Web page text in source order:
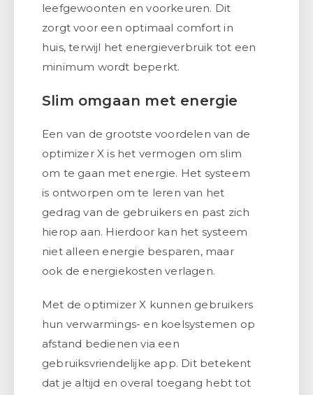
leefgewoonten en voorkeuren. Dit
zorgt voor een optimaal comfort in
huis, terwijl het energieverbruik tot een
minimum wordt beperkt.
Slim omgaan met energie
Een van de grootste voordelen van de
optimizer X is het vermogen om slim
om te gaan met energie. Het systeem
is ontworpen om te leren van het
gedrag van de gebruikers en past zich
hierop aan. Hierdoor kan het systeem
niet alleen energie besparen, maar
ook de energiekosten verlagen.
Met de optimizer X kunnen gebruikers
hun verwarmings- en koelsystemen op
afstand bedienen via een
gebruiksvriendelijke app. Dit betekent
dat je altijd en overal toegang hebt tot